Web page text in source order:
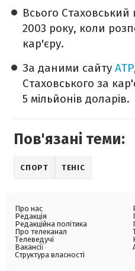
Всього Стаховський
2003 року, коли
кар'єру.
За даними сайту ATP
Стаховського за
5 мільйонів доларів.
Пов'язані теми:
СПОРТ ТЕНІС
Про нас
Редакція
Редакційна політика
Про телеканал
Телеведучі
Вакансії
Структура власності